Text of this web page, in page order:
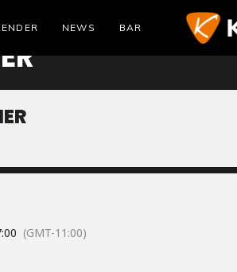
NEWS BAR
(GMT-11:00)